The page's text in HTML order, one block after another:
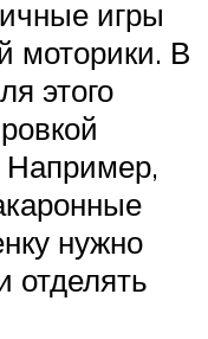
игры
моторики. В
этого
Например,
нужно
отделять